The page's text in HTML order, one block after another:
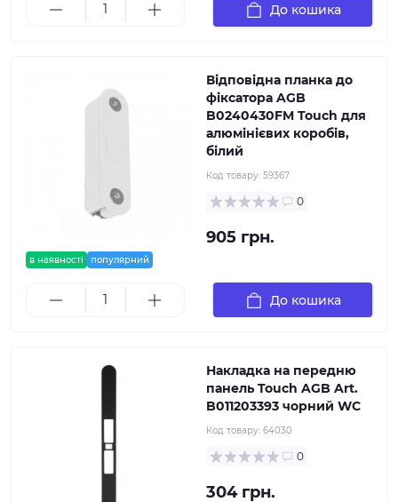
До кошика
в наявності популярний
Відповідна планка до
фіксатора AGB
B0240430FM Touch для
алюмінієвих коробів,
білий
Код товару: 59367
0
905 грн.
До кошика
Накладка на передню
панель Touch AGB Art.
B011203393 чорний WC
Код товару: 64030
0
304 грн.